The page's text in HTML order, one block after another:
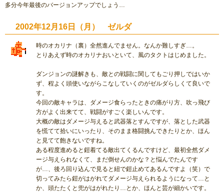
多分今年最後のバージョンアップでしょう…
2002年12月16日（月） ゼルダ
時のオカリナ（裏）全然進んでません。なんか難しすぎ…。
とりあえず時のオカリナおいといて、風のタクトはじめました。
ダンジョンの謎解きも、敵との戦闘に関してもごり押しではいか
ず、程よく頭使いながらこなしていくのがゼルダらしくて良いで
す。
今回の敵キャラは、ダメージ食らったときの痛がり方、吹っ飛び
方がよく出来てて、戦闘がすごく楽しいんです。
大概の敵はダメージ与えると武器落とすんですが、落とした武器
を慌てて拾いにいったり、そのまま格闘挑んできたりとか、ほん
と見てて飽きないですね。
ある程度進めると鎧着てる敵出てくるんですけど、最初全然ダメ
ージ与えられなくて、まだ倒せんのかな？と悩んでたんです
が…、後ろ回り込んで見ると紐で鎧止めてあるんですよ（笑）で
切ってみたら鎧がはがれてダメージ与えられるようになって…と
か、頭たたくと兜がはがれたり…とか、ほんと芸が細かいです。